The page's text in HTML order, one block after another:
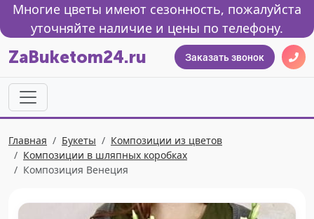
Многие цветы имеют сезонность, пожалуйста
уточняйте наличие и цены по телефону.
ZaBuketom24.ru Заказать звонок
Главная Букеты
Композиции из цветов
Композиции в шляпных коробках
Композиция Венеция